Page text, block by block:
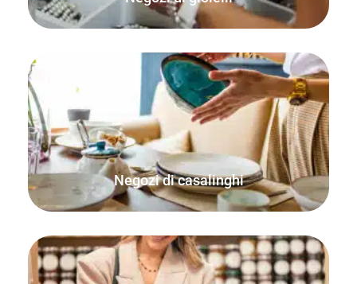
Negozi di casalinghi
Assicuratevi che gli ordini online e di persona siano
contabilizzati e che le vostre scorte siano sempre
aggiornate.